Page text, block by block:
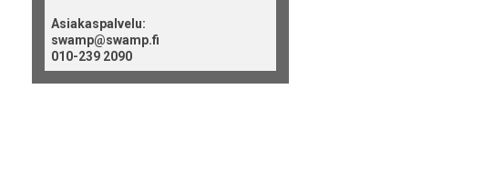
Asiakaspalvelu:
swamp@swamp.fi
010-239 2090